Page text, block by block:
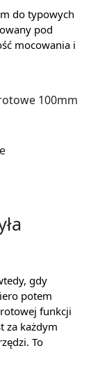
do typowych
pod
mocowania i
100mm
gdy
potem
funkcji
za każdym
To